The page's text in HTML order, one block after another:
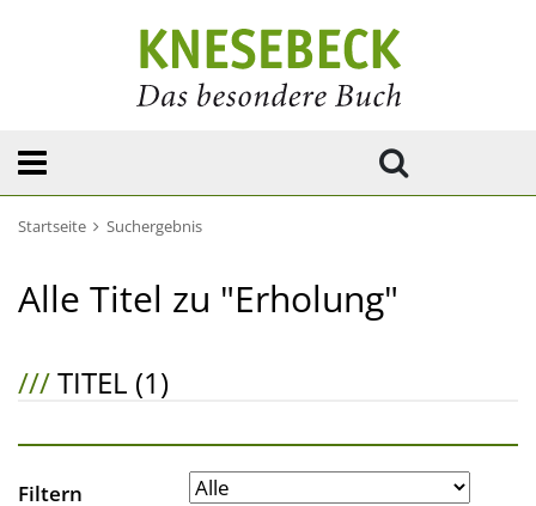
Startseite Suchergebnis
Alle Titel zu "Erholung"
///TITEL (1)
Filtern